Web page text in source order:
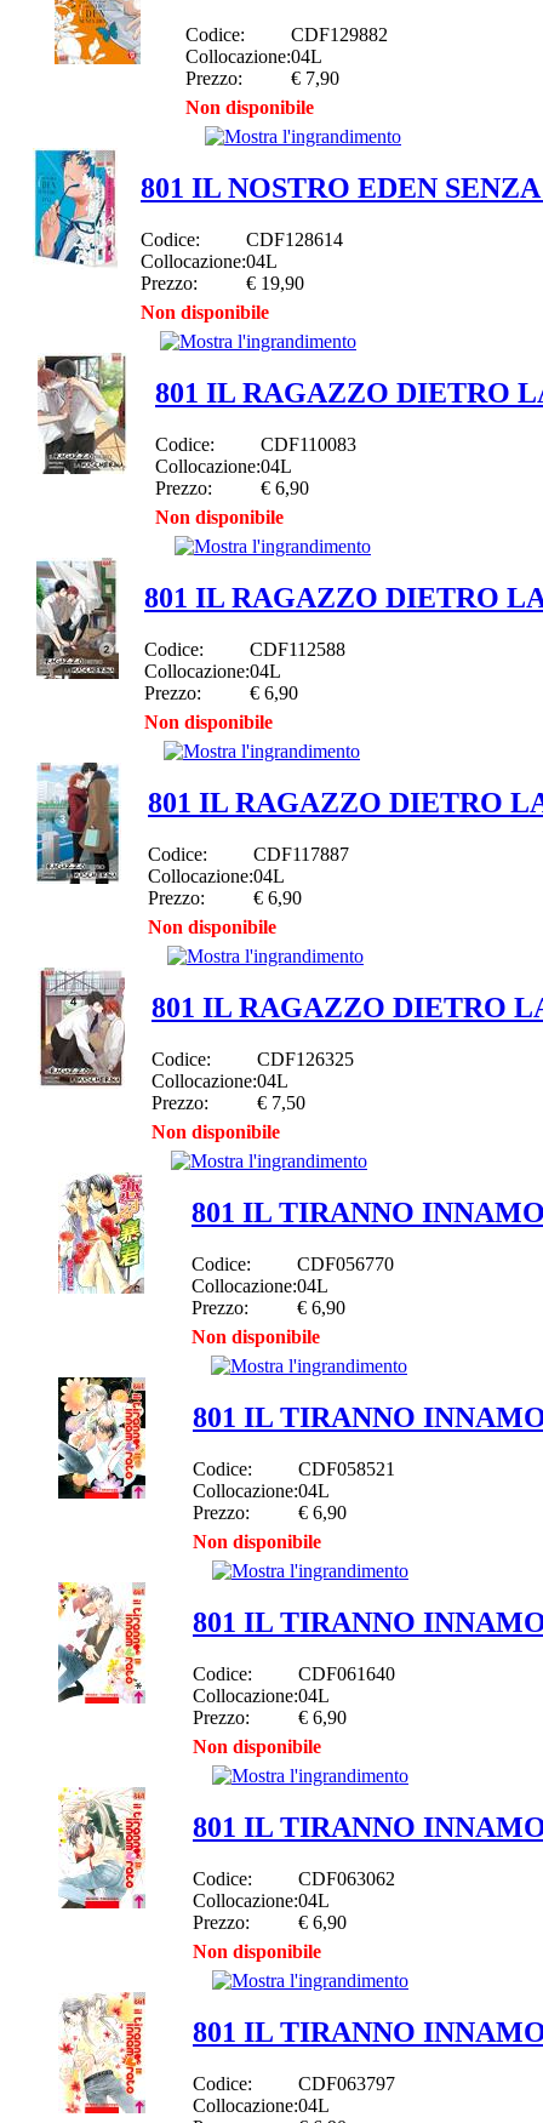
Codice:
CDF129882
Collocazione:04L
Prezzo:
€ 7,90
Non disponibile
801 IL NOSTRO EDEN
Codice:
CDF128614
Collocazione:04L
Prezzo:
€ 19,90
Non disponibile
801 IL RAGAZZO DIETRO
Codice:
CDF110083
Collocazione:04L
Prezzo:
€ 6,90
Non disponibile
801 IL RAGAZZO DIETRO
Codice:
CDF112588
Collocazione:04L
Prezzo:
€ 6,90
Non disponibile
801 IL RAGAZZO DIETRO
Codice:
CDF117887
Collocazione:04L
Prezzo:
€ 6,90
Non disponibile
801 IL RAGAZZO DIETRO
Codice:
CDF126325
Collocazione:04L
Prezzo:
€ 7,50
Non disponibile
801 IL TIRANNO
Codice:
CDF056770
Collocazione:04L
Prezzo:
€ 6,90
Non disponibile
801 IL TIRANNO
Codice:
CDF058521
Collocazione:04L
Prezzo:
€ 6,90
Non disponibile
801 IL TIRANNO
Codice:
CDF061640
Collocazione:04L
Prezzo:
€ 6,90
Non disponibile
801 IL TIRANNO
Codice:
CDF063062
Collocazione:04L
Prezzo:
€ 6,90
Non disponibile
801 IL TIRANNO
Codice:
CDF063797
Collocazione:04L